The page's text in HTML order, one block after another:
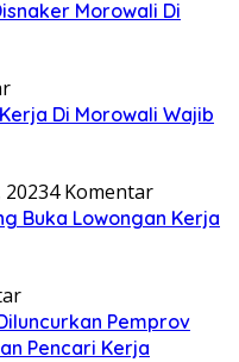
Morowali Di
Di Morowali Wajib
20234 Komentar
Buka Lowongan Kerja
Pemprov
Pencari Kerja